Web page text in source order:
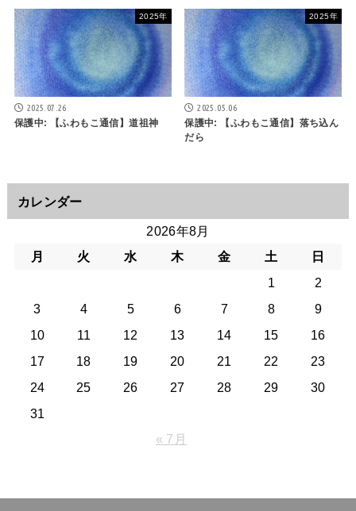
2025年
2025.07.26
保護中: 【ふわもこ通信】道祖神
2025年
2025.05.06
保護中: 【ふわもこ通信】落ち込ん
だら
カレンダー
2026年8月
月
火 水 木 金 土
日
1
2
3
4 5 6 7 8
9
10
11 12 13 14 15
16
17
18 19 20 21 22
23
24
25 26 27 28 29
30
31
« 7月